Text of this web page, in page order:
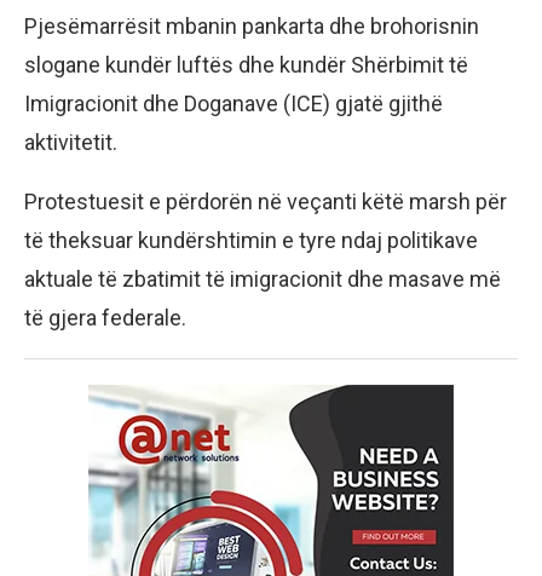
Pjesëmarrësit mbanin pankarta dhe brohorisnin
slogane kundër luftës dhe kundër Shërbimit të
Imigracionit dhe Doganave (ICE) gjatë gjithë
aktivitetit.
Protestuesit e përdorën në veçanti këtë marsh për
të theksuar kundërshtimin e tyre ndaj politikave
aktuale të zbatimit të imigracionit dhe masave më
të gjera federale.